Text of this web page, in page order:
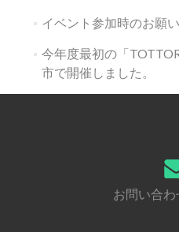
イベント参加時のお願い
今年度最初の「
市で開催しました。
お問い合